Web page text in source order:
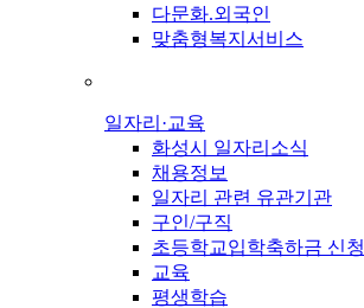
다문화.외국인
맞춤형복지서비스
일자리·교육
화성시 일자리소식
채용정보
일자리 관련 유관기관
구인/구직
초등학교입학축하금 신청
교육
평생학습